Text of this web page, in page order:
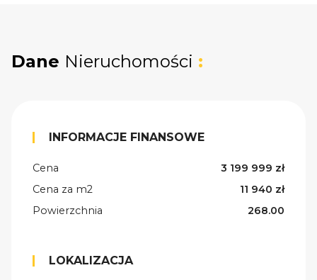
Dane Nieruchomości :
INFORMACJE FINANSOWE
Cena
3 199 999 zł
Cena za m2
11 940 zł
Powierzchnia
268.00
LOKALIZACJA